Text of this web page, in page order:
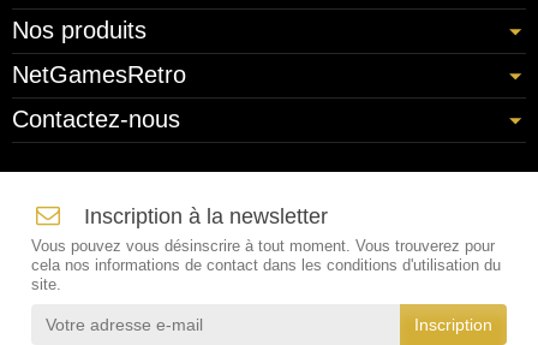
Nos produits
NetGamesRetro
Contactez-nous
Inscription à la newsletter
Vous pouvez vous désinscrire à tout moment. Vous trouverez pour
cela nos informations de contact dans les conditions d'utilisation du
site.